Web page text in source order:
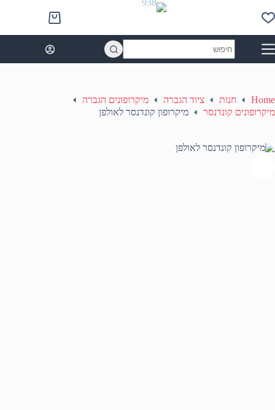
to
content
Shopping
cart
results
Home חנות ציוד הגברה
מיקרופונים הגברה
מיקרופונים קונדנסר
מיקרופון קונדנסר לאולפן